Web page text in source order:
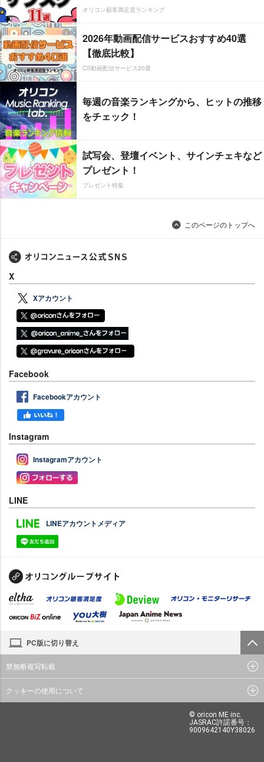
オリコン顧客満足度ランキング
2026年動画配信サービスおすすめ40選
【徹底比較】
CS動画配信サービス20選
毎週の音楽ランキングから、ヒットの推移
をチェック！
試写会、登壇イベント、サインチェキなど
プレゼント！
プレゼント特集
このページのトップへ
X
Xアカウント
Facebook
Facebookアカウント
Instagram
Instagramアカウント
LINE
LINEアカウントメディア
PC版に切り替え
禁無断複写転載
クッキーの使用について
© oricon ME inc.
JASRAC許諾番号：
9009642140Y38026